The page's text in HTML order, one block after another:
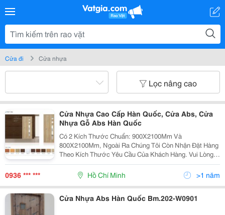
Cửa đi Cửa nhựa
Lọc nâng cao
Cửa Nhựa Cao Cấp Hàn Quốc, Cửa Abs, Cửa
Nhựa Gỗ Abs Hàn Quốc
Có 2 Kích Thước Chuẩn: 900X2100Mm Và
800X2100Mm, Ngoài Ra Chúng Tôi Còn Nhận Đặt Hàng
Theo Kích Thước Yêu Cầu Của Khách Hàng. Vui Lòng
Liên Hệ Với Chúng Tôi Để Được Phục Vụ Tốt Nhất.
Chúng Tôi Rất Hân Hạnh Phục Vụ Quý Khách Hàng! Để
Biết Thêm C
0936 *** *** Hồ Chí Minh >1 năm
Cửa Nhựa Abs Hàn Quốc Bm.202-W0901